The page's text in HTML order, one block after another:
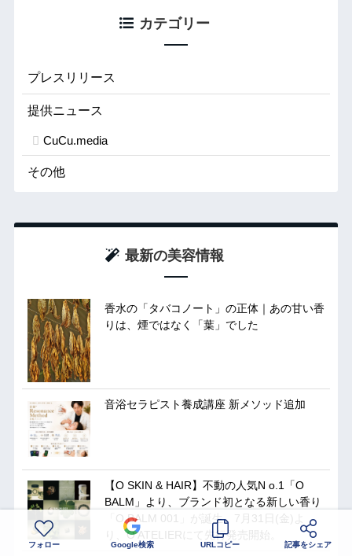
カテゴリー
プレスリリース
提供ニュース
CuCu.media
その他
最新の美容情報
香水の「タバコノート」の正体｜あの甘い香
りは、煙ではなく「葉」でした
音浴セラピスト養成講座 新メソッド追加
【O SKIN & HAIR】不動の人気N o.1「O
BALM」より、ブランド初となる新しい香り
「O BALM 001」が誕生。7月31日(金)よ
り、O ATELIERにて先行発売開始。
フォロー Google検索 URLコピー 記事をシェア